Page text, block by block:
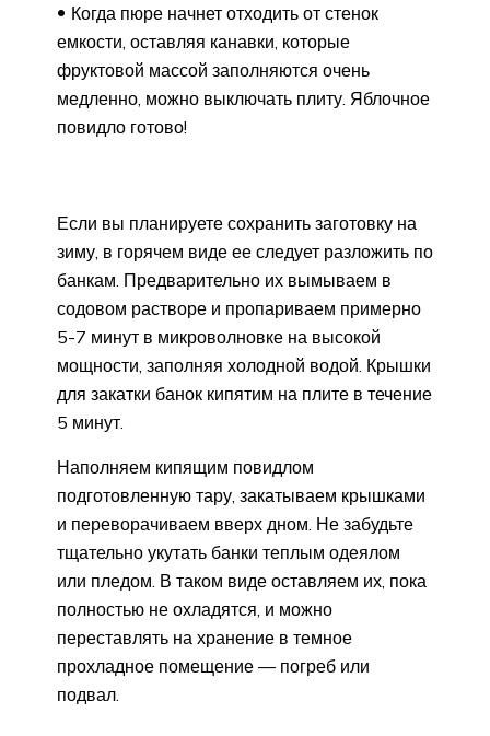
Когда пюре начнет отходить от стенок
емкости, оставляя канавки, которые
фруктовой массой заполняются очень
медленно, можно выключать плиту. Яблочное
повидло готово!
Если вы планируете сохранить заготовку на
зиму, в горячем виде ее следует разложить по
банкам. Предварительно их вымываем в
содовом растворе и пропариваем примерно
5-7 минут в микроволновке на высокой
мощности, заполняя холодной водой. Крышки
для закатки банок кипятим на плите в течение
5 минут.
Наполняем кипящим повидлом
подготовленную тару, закатываем крышками
и переворачиваем вверх дном. Не забудьте
тщательно укутать банки теплым одеялом
или пледом. В таком виде оставляем их, пока
полностью не охладятся, и можно
переставлять на хранение в темное
прохладное помещение — погреб или
подвал.